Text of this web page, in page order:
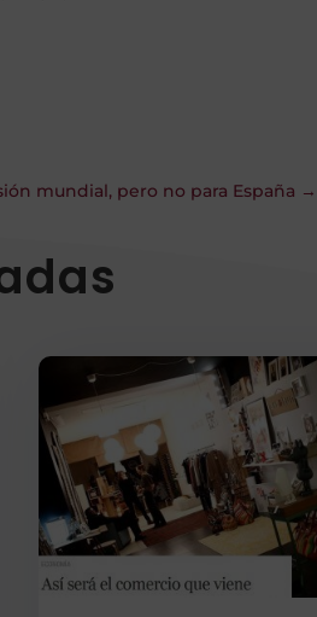
mundial, pero no para España →